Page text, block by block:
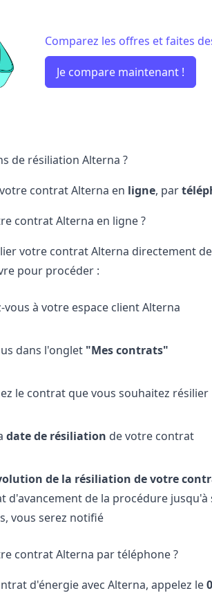
Comparez les offres et faites
Je compare maintenant !
de résiliation Alterna ?
contrat Alterna en ligne, par
contrat Alterna en ligne ?
votre contrat Alterna directement
pour procéder :
vous à votre espace client Alterna
dans l'onglet "Mes contrats"
le contrat que vous souhaitez résilier
date de résiliation de votre contrat
de la résiliation de votre
d'avancement de la procédure
vous serez notifié
contrat Alterna par téléphone ?
d'énergie avec Alterna, appelez le